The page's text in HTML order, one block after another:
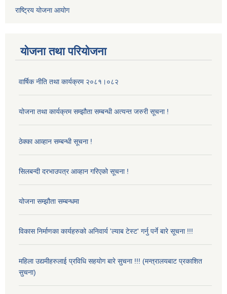
राष्ट्रिय योजना आयोग
योजना तथा परियोजना
वार्षिक नीति तथा कार्यक्रम २०८१।०८२
योजना तथा कार्यक्रम सम्झौता सम्बन्धी अत्यन्त जरुरी सूचना !
ठेक्का आव्हान सम्बन्धी सूचना !
सिलबन्दी दरभाउपत्र आव्हान गरिएको सूचना !
योजना सम्झौता सम्बन्धमा
विकास निर्माणका कार्यहरुको अनिवार्य 'ल्याब टेस्ट' गर्नु पर्ने बारे सूचना !!!
महिला उद्यमीहरुलाई प्रविधि सहयोग बारे सुचना !!! (मन्त्रालयबाट प्रकाशित
सुचना)